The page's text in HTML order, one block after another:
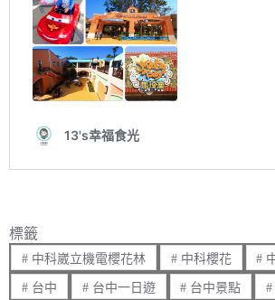
標籤
#中科崴立機電櫻花林 #中科櫻花 #
#台中 #台中一日遊 # 台中景點 #